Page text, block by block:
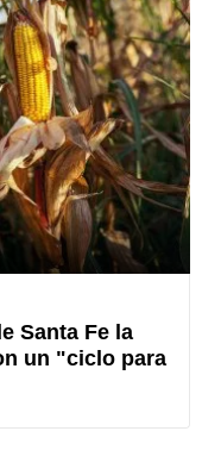
Santa Fe la
un "ciclo para